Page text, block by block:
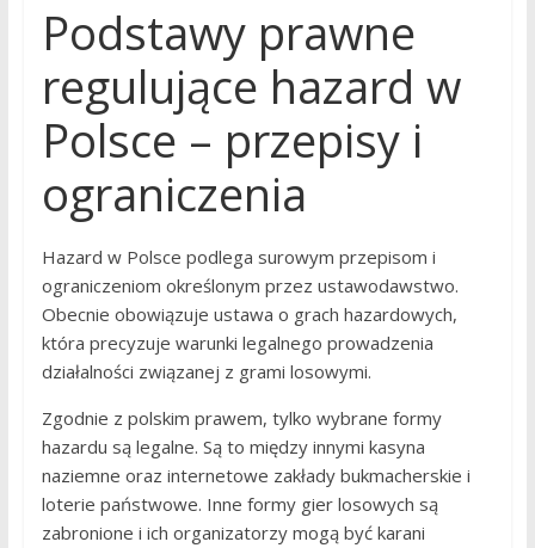
Podstawy prawne
regulujące hazard w
Polsce – przepisy i
ograniczenia
Hazard w Polsce podlega surowym przepisom i
ograniczeniom określonym przez ustawodawstwo.
Obecnie obowiązuje ustawa o grach hazardowych,
która precyzuje warunki legalnego prowadzenia
działalności związanej z grami losowymi.
Zgodnie z polskim prawem, tylko wybrane formy
hazardu są legalne. Są to między innymi kasyna
naziemne oraz internetowe zakłady bukmacherskie i
loterie państwowe. Inne formy gier losowych są
zabronione i ich organizatorzy mogą być karani